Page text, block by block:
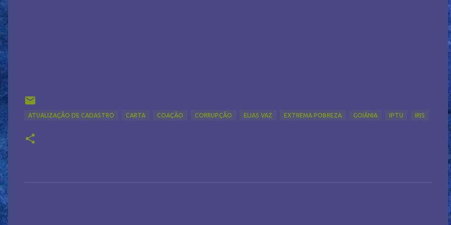
ATUALIZAÇÃO DE CADASTRO CARTA COAÇÃO CORRUPÇÃO ELIAS VAZ EXTREMA POBREZA GOIÂNIA IPTU IRIS